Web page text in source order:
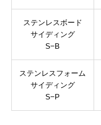
ステンレスボード
サイディング
S−B
ステンレスフォーム
サイディング
S−P